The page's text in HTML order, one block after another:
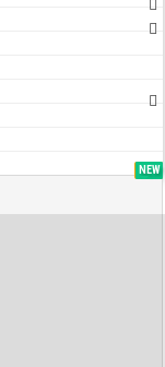
TOP
NEW
NEW
NEW